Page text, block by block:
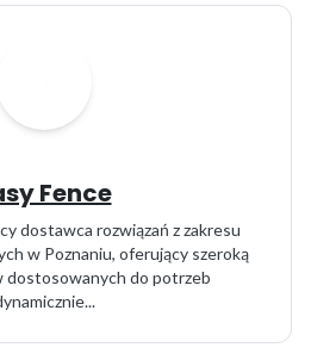
Fence
dostawca rozwiązań z zakresu
w Poznaniu, oferujący szeroką
dostosowanych do potrzeb